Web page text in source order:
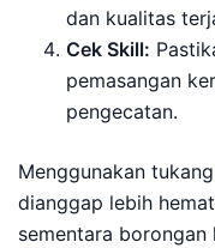
dan kualitas
Cek Skill:
pemasangan
pengecatan.
Menggunakan
dianggap lebih
sementara borongan